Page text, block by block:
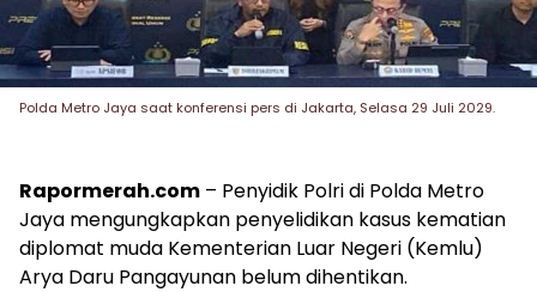
Polda Metro Jaya saat konferensi pers di Jakarta, Selasa 29 Juli 2029.
Rapormerah.com – Penyidik Polri di Polda Metro
Jaya mengungkapkan penyelidikan kasus kematian
diplomat muda Kementerian Luar Negeri (Kemlu)
Arya Daru Pangayunan belum dihentikan.